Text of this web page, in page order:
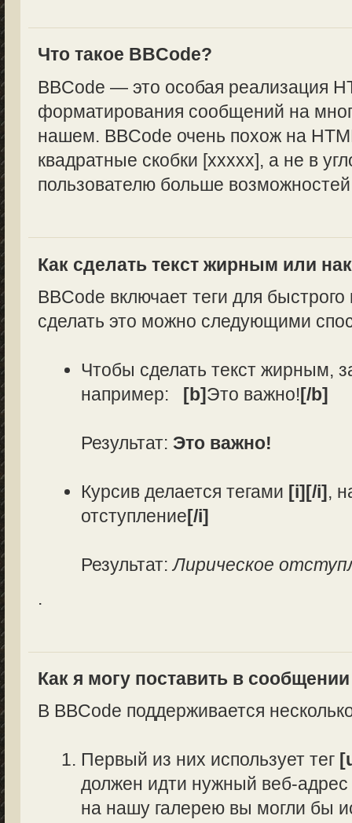
Что такое BBCode?
BBCode — это особая реализация
форматирования сообщений на
нашем. BBCode очень похож на
квадратные скобки [xxxxx], а не в
пользователю больше
Как сделать текст жирным или
BBCode включает теги для
сделать это можно следующими
Чтобы сделать текст жирным,
например: [b]Это важно![/b]
Результат: Это важно!
Курсив делается тегами [i][/i],
отступление[/i]
Результат:Лирическое
.
Как я могу поставить в
В BBCode поддерживается
Первый из них использует тег
должен идти нужный веб-
на нашу галерею вы могли бы